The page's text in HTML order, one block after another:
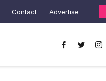
Contact Advertise